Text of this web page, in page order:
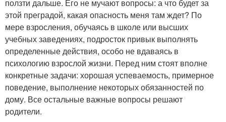
ползти дальше. Его не мучают вопросы: а что будет за
этой преградой, какая опасность меня там ждет? По
мере взросления, обучаясь в школе или высших
учебных заведениях, подросток привык выполнять
определенные действия, особо не вдаваясь в
психологию взрослой жизни. Перед ним стоят вполне
конкретные задачи: хорошая успеваемость, примерное
поведение, выполнение некоторых обязанностей по
дому. Все остальные важные вопросы решают
родители.